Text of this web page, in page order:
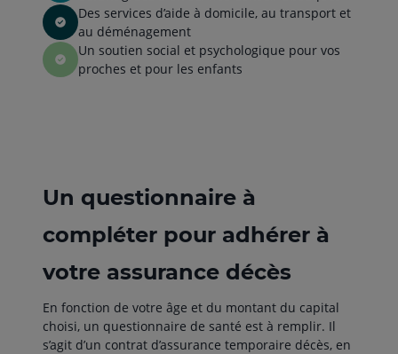
Des services d’aide à domicile, au transport et
au déménagement
Un soutien social et psychologique pour vos
proches et pour les enfants
Un questionnaire à
compléter pour adhérer à
votre assurance décès
En fonction de votre âge et du montant du capital
choisi, un questionnaire de santé est à remplir. Il
s’agit d’un contrat d’assurance temporaire décès, en